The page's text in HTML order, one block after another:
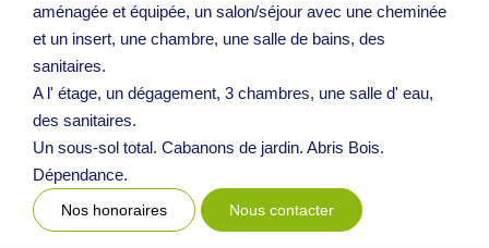
aménagée et équipée, un salon/séjour avec une cheminée
et un insert, une chambre, une salle de bains, des
sanitaires.
A l' étage, un dégagement, 3 chambres, une salle d' eau,
des sanitaires.
Un sous-sol total. Cabanons de jardin. Abris Bois.
Dépendance.
Nos honoraires Nous contacter